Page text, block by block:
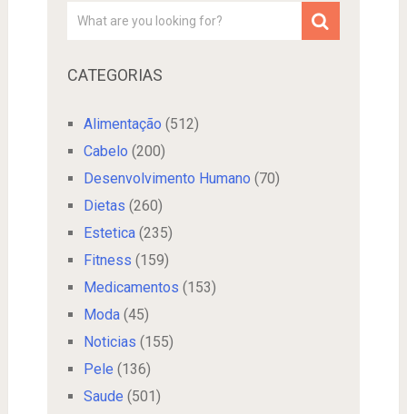
CATEGORIAS
Alimentação (512)
Cabelo (200)
Desenvolvimento Humano (70)
Dietas (260)
Estetica(235)
Fitness (159)
Medicamentos (153)
Moda(45)
Noticias (155)
Pele (136)
Saude (501)